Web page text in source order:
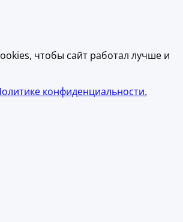
чтобы сайт работал лучше и
конфиденциальности.